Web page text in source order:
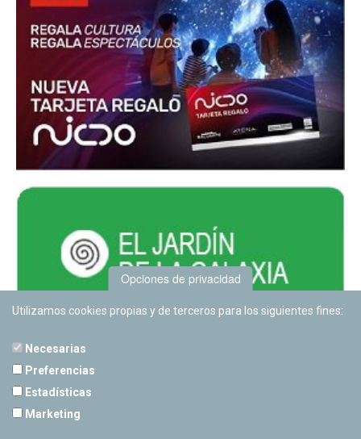
Opciones de privacidad
Utilizamos cookies propias y de terceros para los siguientes fines:
Necesarias
Preferencias
Estadísticas
Marketing